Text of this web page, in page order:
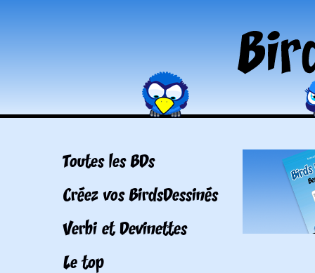
Toutes les BDs
Créez vos BirdsDessinés
Verbi et Devinettes
Le top